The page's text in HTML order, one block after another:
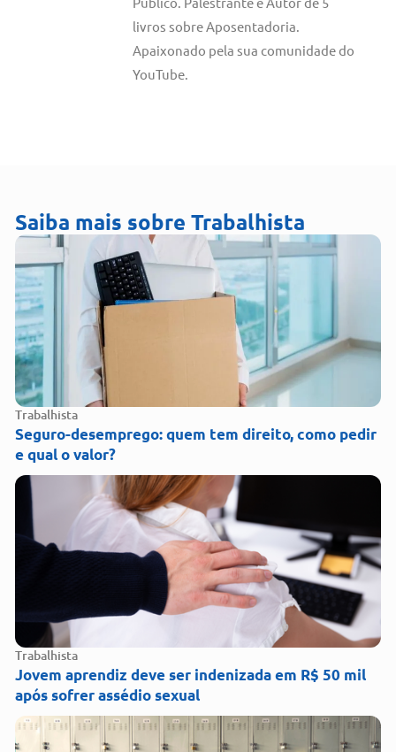
Público. Palestrante e Autor de 5
livros sobre Aposentadoria.
Apaixonado pela sua comunidade do
YouTube.
Saiba mais sobre Trabalhista
Trabalhista
Seguro-desemprego: quem tem direito, como pedir
e qual o valor?
Trabalhista
Jovem aprendiz deve ser indenizada em R$ 50 mil
após sofrer assédio sexual